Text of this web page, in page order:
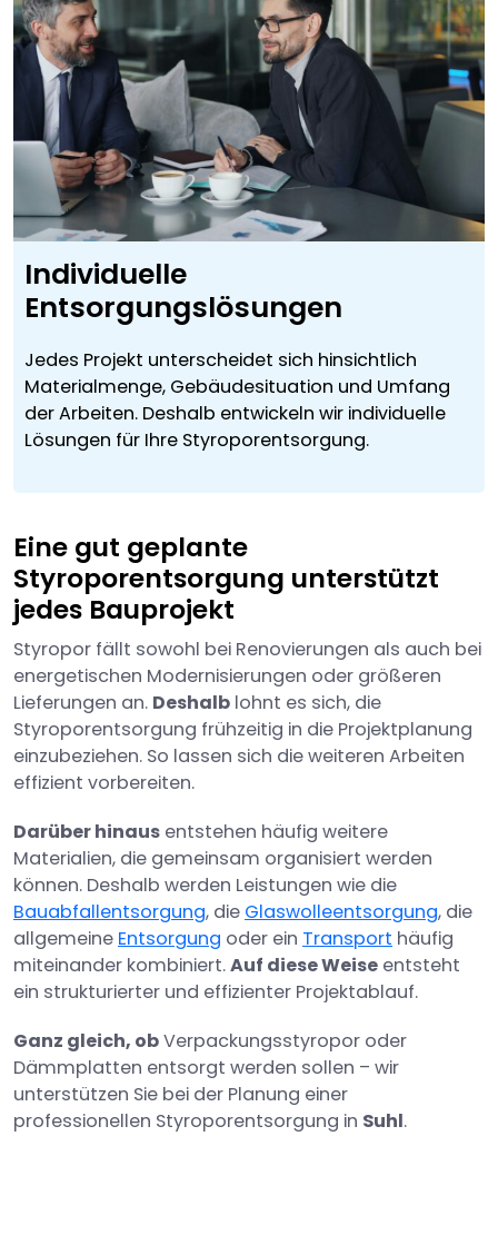
Individuelle
Entsorgungslösungen
Jedes Projekt unterscheidet sich hinsichtlich
Materialmenge, Gebäudesituation und Umfang
der Arbeiten. Deshalb entwickeln wir individuelle
Lösungen für Ihre Styroporentsorgung.
Eine gut geplante
Styroporentsorgung unterstützt
jedes Bauprojekt
Styropor fällt sowohl bei Renovierungen als auch bei
energetischen Modernisierungen oder größeren
Lieferungen an. Deshalb lohnt es sich, die
Styroporentsorgung frühzeitig in die Projektplanung
einzubeziehen. So lassen sich die weiteren Arbeiten
effizient vorbereiten.
Darüber hinaus entstehen häufig weitere
Materialien, die gemeinsam organisiert werden
können. Deshalb werden Leistungen wie die
Bauabfallentsorgung, die Glaswolleentsorgung, die
allgemeine Entsorgung oder ein Transport häufig
miteinander kombiniert.Auf diese Weise entsteht
ein strukturierter und effizienter Projektablauf.
Ganz gleich, obVerpackungsstyropor oder
Dämmplatten entsorgt werden sollen – wir
unterstützen Sie bei der Planung einer
professionellen Styroporentsorgung in Suhl.